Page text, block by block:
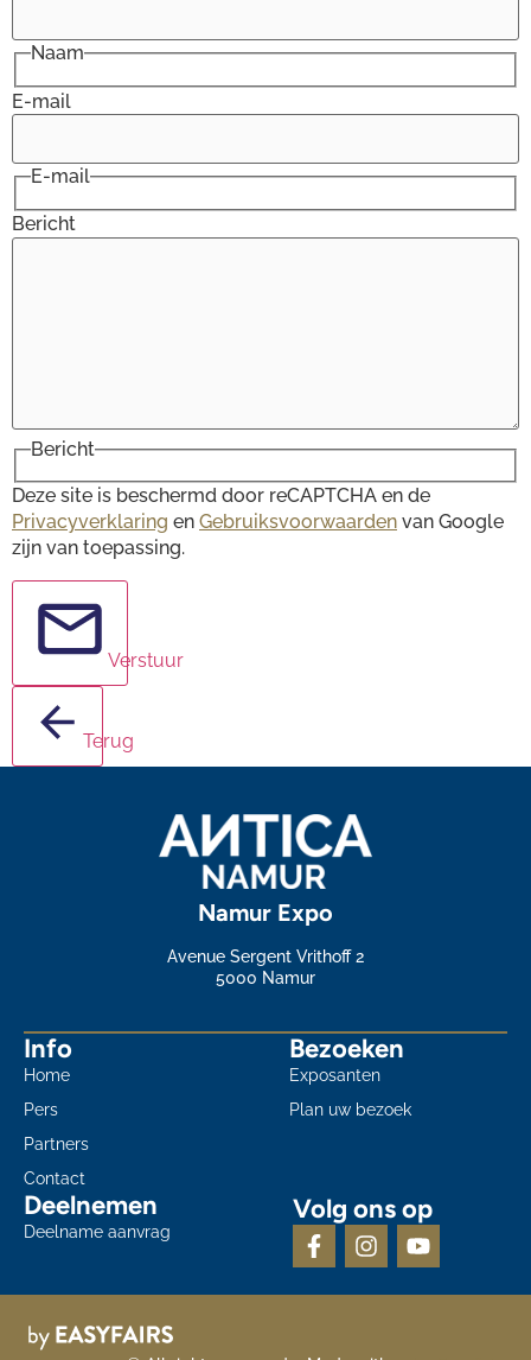
Naam
E-mail
E-mail
Bericht
Bericht
Deze site is beschermd door reCAPTCHA en de
Privacyverklaring en Gebruiksvoorwaarden van Google
zijn van toepassing.
Verstuur
Terug
Namur Expo
Avenue Sergent Vrithoff 2
5000 Namur
Info
Home
Pers
Partners
Contact
Bezoeken
Exposanten
Plan uw bezoek
Deelnemen
Deelname aanvrag
Volg ons op